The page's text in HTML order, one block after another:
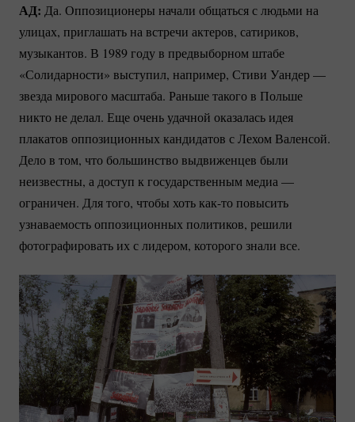
АД: Да. Оппозиционеры начали общаться с людьми на
улицах, приглашать на встречи актеров, сатириков,
музыкантов. В 1989 году в предвыборном штабе
«Солидарности» выступил, например, Стиви Уандер —
звезда мирового масштаба. Раньше такого в Польше
никто не делал. Еще очень удачной оказалась идея
плакатов оппозиционных кандидатов с Лехом Валенсой.
Дело в том, что большинство выдвиженцев были
неизвестны, а доступ к государственным медиа —
ограничен. Для того, чтобы хотькак-топовысить
узнаваемость оппозиционных политиков, решили
фотографировать их с лидером, которого знали все.